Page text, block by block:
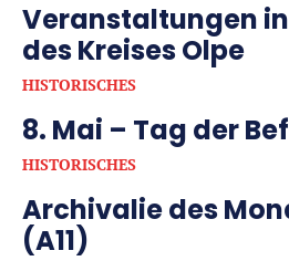
Veranstaltungen
des Kreises Olpe
HISTORISCHES
8. Mai – Tag der
HISTORISCHES
Archivalie des
(A11)